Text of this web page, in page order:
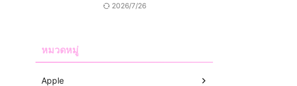
2026/7/26
หมวดหมู่
Apple